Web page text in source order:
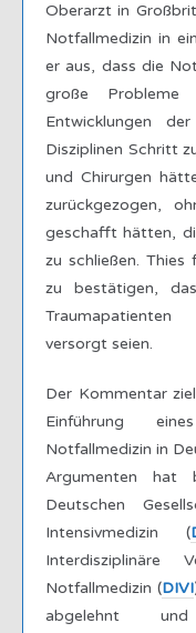
Oberarzt in
Notfallmedizin in
er aus, dass die
große Probleme
Entwicklungen
Disziplinen Schritt
und Chirurgen
zurückgezogen,
geschafft hätten,
zu schließen.
zu bestätigen,
versorgt seien.
Der Kommentar
Einführung
Notfallmedizin in
Argumenten hat
Deutschen
Intensivmedizin (
Interdisziplinäre
Notfallmedizin (DIVI
abgelehnt